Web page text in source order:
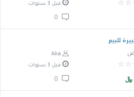
قبل 3 سنوات
للبيع
قبل 3 سنوات
﷼